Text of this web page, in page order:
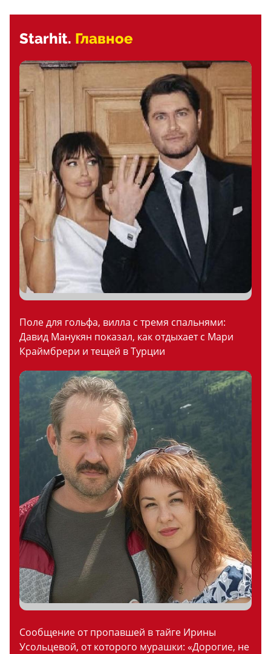
Starhit. Главное
Поле для гольфа, вилла с тремя спальнями:
Давид Манукян показал, как отдыхает с Мари
Краймбрери и тещей в Турции
Сообщение от пропавшей в тайге Ирины
Усольцевой, от которого мурашки: «Дорогие, не